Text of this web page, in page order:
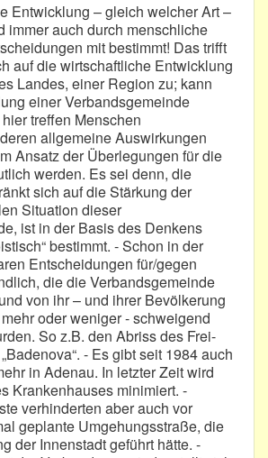
Entwicklung – gleich welcher Art –
immer auch durch menschliche
mit bestimmt! Das trifft
auf die wirtschaftliche Entwicklung
Landes, einer Region zu; kann
einer Verbandsgemeinde
treffen Menschen
allgemeine Auswirkungen
Ansatz der Überlegungen für die
werden. Es sei denn, die
sich auf die Stärkung der
Situation dieser
ist in der Basis des Denkens
bestimmt. - Schon in der
Entscheidungen für/gegen
die die Verbandsgemeinde
von ihr – und ihrer Bevölkerung
oder weniger - schweigend
So z.B. den Abriss des Frei-
- Es gibt seit 1984 auch
in Adenau. In letzter Zeit wird
Krankenhauses minimiert. -
verhinderten aber auch vor
geplante Umgehungsstraße, die
der Innenstadt geführt hätte. -